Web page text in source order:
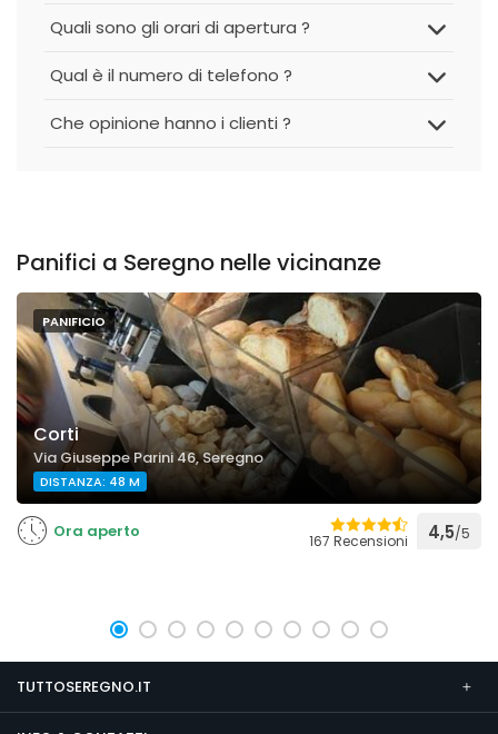
Quali sono gli orari di apertura ?
Qual è il numero di telefono ?
Che opinione hanno i clienti ?
Panifici a Seregno nelle vicinanze
PANIFICIO
Corti
Via Giuseppe Parini 46, Seregno
DISTANZA: 48 M
Ora aperto 167 Recensioni 4,5/5
TUTTOSEREGNO.IT